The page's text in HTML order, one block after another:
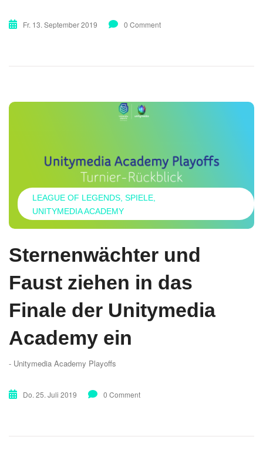
Fr. 13. September 2019 0 Comment
LEAGUE OF LEGENDS SPIELE
UNITYMEDIA ACADEMY
Sternenwächter und
Faust ziehen in das
Finale der Unitymedia
Academy ein
- Unitymedia Academy Playoffs
Do. 25. Juli 2019 0 Comment